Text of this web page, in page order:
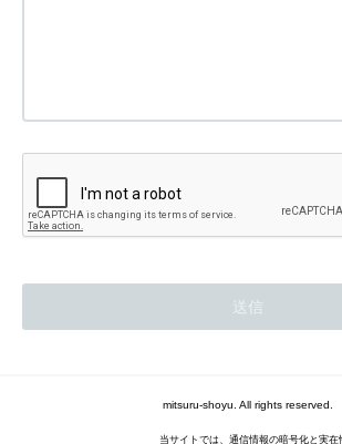
mitsuru-shoyu. All rights reserved.
当サイトでは、通信情報の暗号化と実